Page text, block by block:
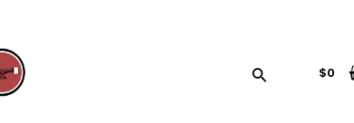
Buscar $0